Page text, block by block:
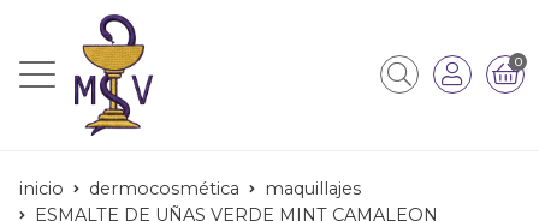
0
inicio dermocosmética
maquillajes
ESMALTE DE UÑAS VERDE MINT CAMALEON